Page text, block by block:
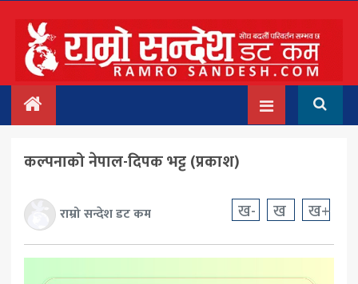
मुख्य
समाचार
देश/प्रदेश
राजनीति
बिचार
अन्तर्वार्ता
बिजनेस
कल्पनाको नेपाल-दिपक भट्ट (प्रकाश)
राम्रो सन्देश डट कम ख- ख ख+